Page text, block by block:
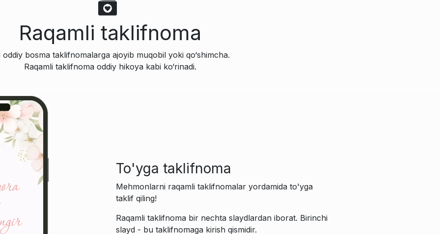
Raqamli taklifnoma
oddiy bosma taklifnomalarga ajoyib muqobil yoki qo‘shimcha.
Raqamli taklifnoma oddiy hikoya kabi ko‘rinadi.
To'yga taklifnoma
Mehmonlarni raqamli taklifnomalar yordamida to'yga
taklif qiling!
Raqamli taklifnoma bir nechta slaydlardan iborat. Birinchi
slayd - bu taklifnomaga kirish qismidir.